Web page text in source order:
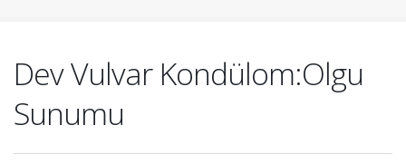
Dev Vulvar Kondülom:Olgu
Sunumu